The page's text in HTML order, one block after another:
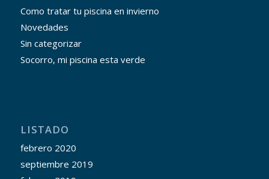
Como tratar tu piscina en invierno
Novedades
Sin categorizar
Socorro, mi piscina esta verde
LISTADO
febrero 2020
septiembre 2019